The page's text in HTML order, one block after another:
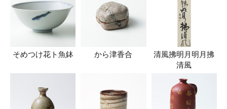
そめつけ花ト魚鉢 から津香合
清風拂明月明月拂
清風